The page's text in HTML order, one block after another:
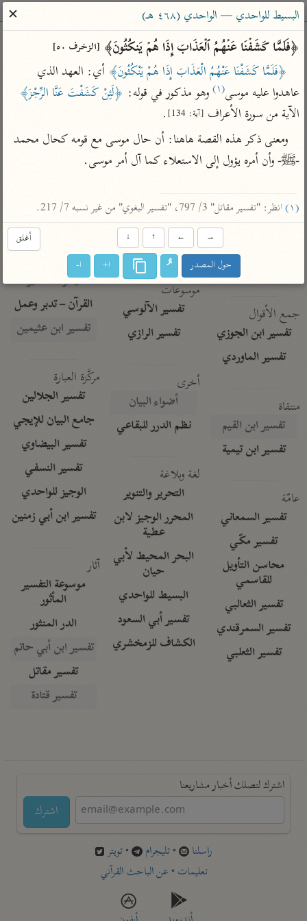
ساهم معنا في نشر القرآن والعلم الشرعي
الباحث القرآني
بحث تفسير علوم مصاحف معاجم
Type 2 or more characters for results.
Type 1 or more
تفسير ابن كثير
تفسير البغوي
جمع الأقوال
تفسير ابن الجوزي
تفسير الماوردي
منتقاة
تفسير ابن القيم
تفسير ابن تيمية
عامّة
تفسير السمعاني
تفسير مكّي
محاسن التأويل
للقاسمي
تفسير الثعالبي
تفسير السمرقندي
تفسير الثعلبي
فتح القدير للشوكاني
تفسير ابن جزي
موسوعات
تفسير الآلوسي
تفسير الرازي
أخرى
أضواء البيان
نظم الدرر للبقاعي
لغة وبلاغة
التحرير والتنوير
المحرر الوجيز لابن
عطية
البحر المحيط لأبي
حيان
البسيط للواحدي
تفسير أبي السعود
الكشاف للزمخشري
معاصرة
المختصر في
التفسير
تفسير السعدي
أيسر التفاسير
القرآن – تدبر وعمل
تفسير ابن عثيمين
مركَّزة العبارة
تفسير الجلالين
جامع البيان للإيجي
تفسير البيضاوي
تفسير النسفي
الوجيز للواحدي
تفسير ابن أبي زمنين
آثار
موسوعة التفسير
المأثور
الدر المنثور
تفسير ابن أبي حاتم
تفسير مقاتل
تفسير قتادة
اشترك لتصلك أخبار مشاريعنا
اشترك
راسلنا •تليجرام •تويتر
تعليمات •عن الباحث القرآني
البسيط للواحدي — الواحدي (٤٦٨ هـ)
✕
﴿فَلَمَّا كَشَفۡنَا عَنۡهُمُ ٱلۡعَذَابَ إِذَا هُمۡ یَنكُثُونَ﴾ [الزخرف ٥٠]
﴿فَلَمَّا كَشَفْنَا عَنْهُمُ الْعَذَابَ إِذَا هُمْ يَنْكُثُونَ﴾
عاهدوا عليه موسى(١) وهو مذكور في قوله: ﴿لَئِنْ كَشَفْتَ عَنَّا الرِّجْزَ﴾
الآية من سورة الأعراف [آية: 134]
.
-ﷺ- وأن أمره يؤول إلى الاستعلاء كما آل أمر موسى.
(١) انظر: "تفسير مقاتل" 3/ 797، "تفسير البغوي" من غير نسبه 7/ 217.
أغلق →
←
↑
↓
حول المصدر ا+ ا-